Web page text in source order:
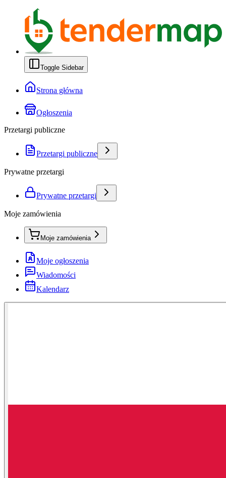
Toggle Sidebar
Strona główna
Ogłoszenia
Przetargi publiczne
Przetargi publiczne
Prywatne przetargi
Prywatne przetargi
Moje zamówienia
Moje zamówienia
Moje ogłoszenia
Wiadomości
Kalendarz